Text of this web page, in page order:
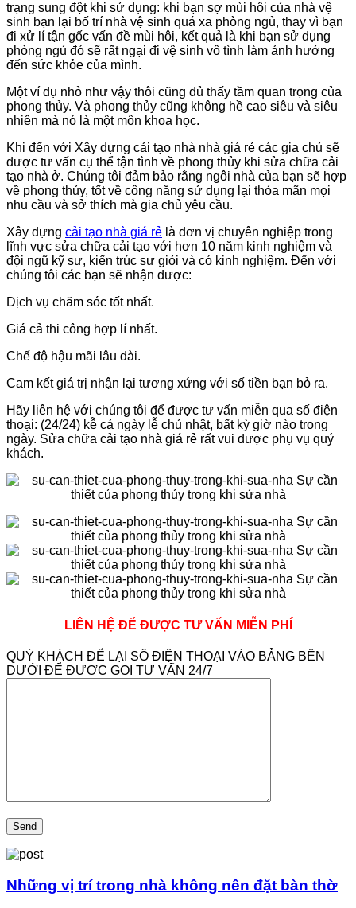
trạng sung đột khi sử dụng: khi bạn sợ mùi hôi của nhà vệ
sinh bạn lại bố trí nhà vệ sinh quá xa phòng ngủ, thay vì bạn
đi xử lí tận gốc vấn đề mùi hôi, kết quả là khi bạn sử dụng
phòng ngủ đó sẽ rất ngại đi vệ sinh vô tình làm ảnh hưởng
đến sức khỏe của mình.
Một ví dụ nhỏ như vậy thôi cũng đủ thấy tầm quan trọng của
phong thủy. Và phong thủy cũng không hề cao siêu và siêu
nhiên mà nó là một môn khoa học.
Khi đến với Xây dựng cải tạo nhà nhà giá rẻ các gia chủ sẽ
được tư vấn cụ thể tận tình về phong thủy khi sửa chữa cải
tạo nhà ở. Chúng tôi đảm bảo rằng ngôi nhà của bạn sẽ hợp
về phong thủy, tốt về công năng sử dụng lại thỏa mãn mọi
nhu cầu và sở thích mà gia chủ yêu cầu.
Xây dựng cải tạo nhà giá rẻ là đơn vị chuyên nghiệp trong
lĩnh vực sửa chữa cải tạo với hơn 10 năm kinh nghiệm và
đội ngũ kỹ sư, kiến trúc sư giỏi và có kinh nghiệm. Đến với
chúng tôi các bạn sẽ nhận được:
Dịch vụ chăm sóc tốt nhất.
Giá cả thi công hợp lí nhất.
Chế độ hậu mãi lâu dài.
Cam kết giá trị nhận lại tương xứng với số tiền bạn bỏ ra.
Hãy liên hệ với chúng tôi để được tư vấn miễn qua số điện
thoại: (24/24) kễ cả ngày lễ chủ nhật, bất kỳ giờ nào trong
ngày. Sửa chữa cải tạo nhà giá rẻ rất vui được phụ vụ quý
khách.
LIÊN HỆ ĐỂ ĐƯỢC TƯ VẤN MIỄN PHÍ
QUÝ KHÁCH ĐỂ LẠI SỐ ĐIỆN THOẠI VÀO BẢNG BÊN
DƯỚI ĐỂ ĐƯỢC GỌI TƯ VẤN 24/7
Những vị trí trong nhà không nên đặt bàn thờ